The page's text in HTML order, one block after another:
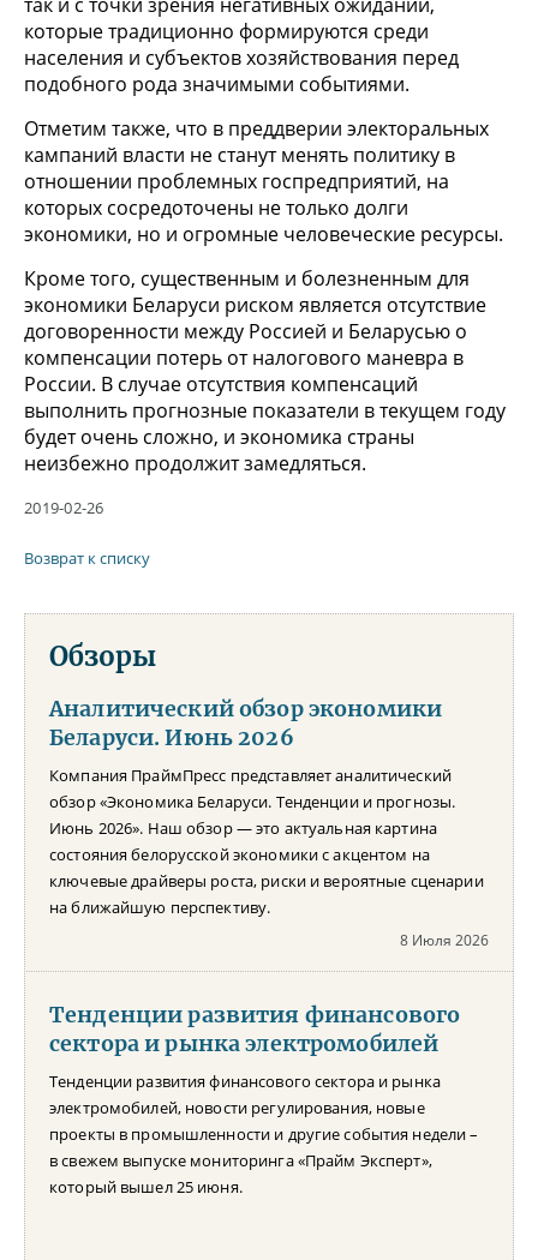
которые традиционно формируются среди
населения и субъектов хозяйствования перед
подобного рода значимыми событиями.
Отметим также, что в преддверии электоральных
кампаний власти не станут менять политику в
отношении проблемных госпредприятий, на
которых сосредоточены не только долги
экономики, но и огромные человеческие ресурсы.
Кроме того, существенным и болезненным для
экономики Беларуси риском является отсутствие
договоренности между Россией и Беларусью о
компенсации потерь от налогового маневра в
России. В случае отсутствия компенсаций
выполнить прогнозные показатели в текущем году
будет очень сложно, и экономика страны
неизбежно продолжит замедляться.
2019-02-26
Возврат к списку
Обзоры
Аналитический обзор экономики
Беларуси. Июнь 2026
Компания ПраймПресс представляет аналитический
обзор «Экономика Беларуси. Тенденции и прогнозы.
Июнь 2026». Наш обзор — это актуальная картина
состояния белорусской экономики с акцентом на
ключевые драйверы роста, риски и вероятные сценарии
на ближайшую перспективу.
8 Июля 2026
Тенденции развития финансового
сектора и рынка электромобилей
Тенденции развития финансового сектора и рынка
электромобилей, новости регулирования, новые
проекты в промышленности и другие события недели –
в свежем выпуске мониторинга «Прайм Эксперт»,
который вышел 25 июня.